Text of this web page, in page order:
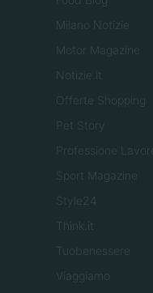
Milano Notizie
Motor Magazine
Notizie.it
Offerte Shopping
Pet Story
Professione Lavoro
Sport Magazine
Style24
Think.it
Tuobenessere
Viaggiamo